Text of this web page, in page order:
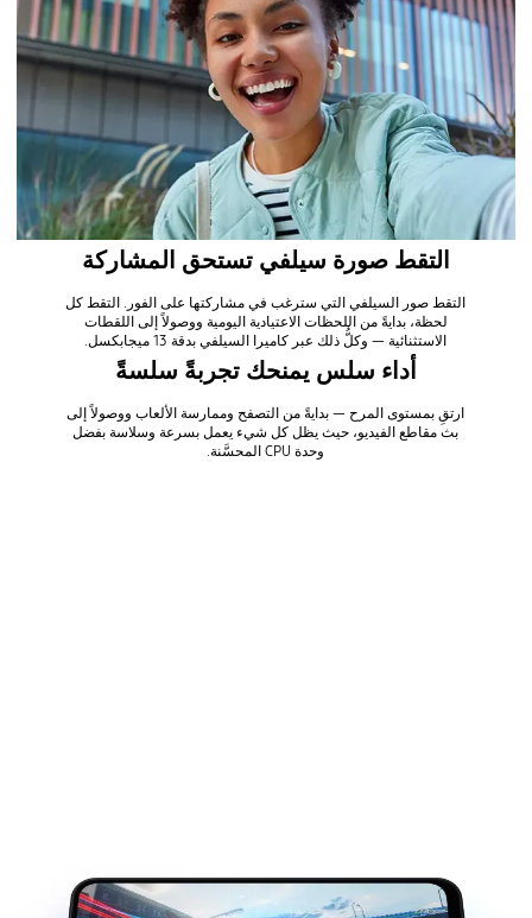
التقط صورة سيلفي تستحق المشاركة
التقط صور السيلفي التي سترغب في مشاركتها على الفور. التقط كل
لحظة، بدايةً من اللحظات الاعتيادية اليومية ووصولاً إلى اللقطات
الاستثنائية — وكلُّ ذلك عبر كاميرا السيلفي بدقة 13 ميجابكسل.
أداء سلس يمنحك تجربةً سلسةً
ارتقِ بمستوى المرح — بدايةً من التصفح وممارسة الألعاب ووصولاً إلى
بث مقاطع الفيديو، حيث يظل كل شيء يعمل بسرعة وسلاسة بفضل
وحدة CPU المحسَّنة.